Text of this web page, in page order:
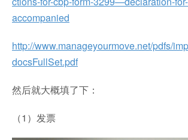
accompanied
http://www.manageyourmove.net/pdfs/
docsFullSet.pdf
然后就大概填了下：
（1）发票